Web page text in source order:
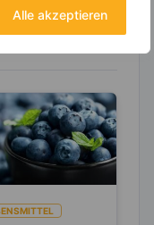
Alle akzeptieren
Zutaten